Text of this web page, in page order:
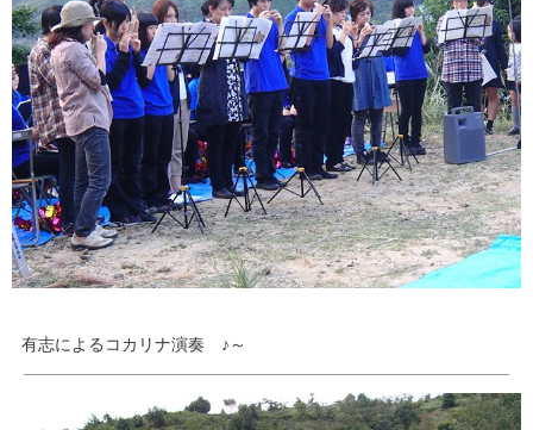
有志によるコカリナ演奏 ♪～